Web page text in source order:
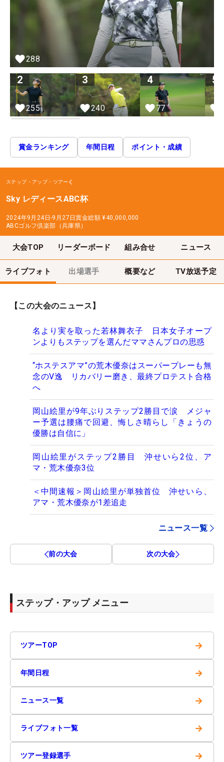
288
2
255
3
240
4
77
5
賞金ランキング 年間日程 ポイント・成績
ステップ・アップ・ツアー
Sky レディースABC杯
2024年9月24日-9月27日賞金総額 ¥40,000,000
ABCゴルフ倶楽部（兵庫県）
大会TOP リーダーボード 組み合せ ニュース
ライブフォト 出場選手 概要など TV放送予定
【この大会のニュース】
名より実を取った若林舞衣子 日本女子オープ
ンよりもステップを選んだママさんプロの思惑
“ホステスアマ”の荒木優奈はスーパープレーも無
念のV逸 リカバリー磨き、最終プロテスト合格
へ
岡山絵里が9年ぶりステップ2勝目で涙 メジャ
ー予選は腰痛で回避、悔しさ晴らし「きょうの
優勝は自信に」
岡山絵里がステップ2勝目 沖せいら2位、ア
マ・荒木優奈3位
＜中間速報＞岡山絵里が単独首位 沖せいら、
アマ・荒木優奈が1差追走
ニュース一覧
前の大会 次の大会
ステップ・アップ メニュー
ツアーTOP →
年間日程 →
ニュース一覧 →
ライブフォト一覧 →
ツアー登録選手 →